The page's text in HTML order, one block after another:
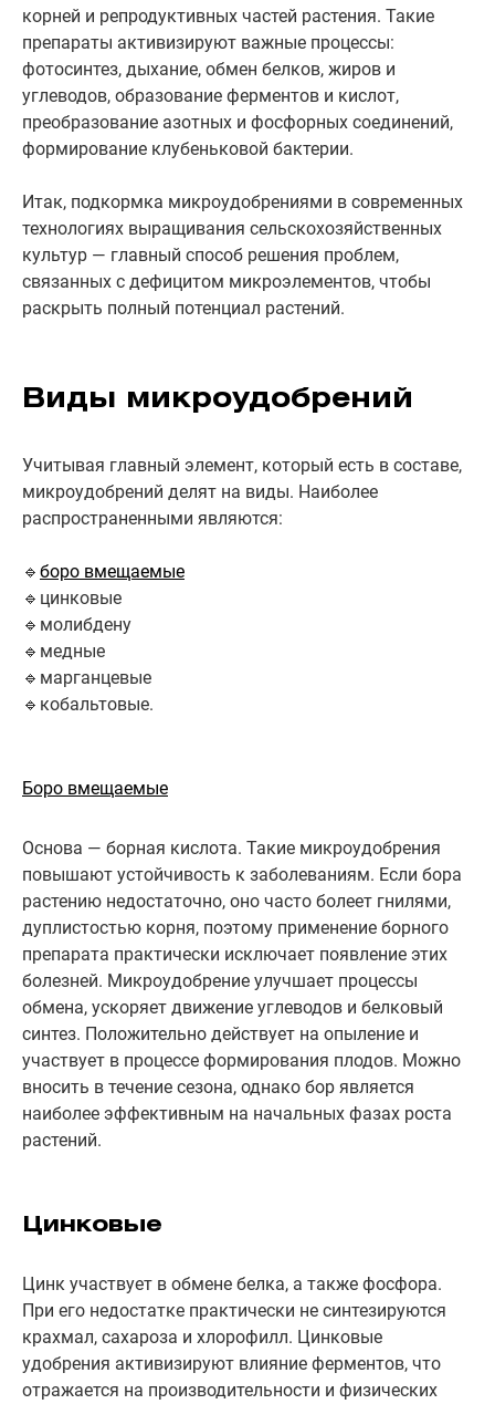
корней и репродуктивных частей растения. Такие
препараты активизируют важные процессы:
фотосинтез, дыхание, обмен белков, жиров и
углеводов, образование ферментов и кислот,
преобразование азотных и фосфорных соединений,
формирование клубеньковой бактерии.
Итак, подкормка микроудобрениями в современных
технологиях выращивания сельскохозяйственных
культур — главный способ решения проблем,
связанных с дефицитом микроэлементов, чтобы
раскрыть полный потенциал растений.
Виды микроудобрений
Учитывая главный элемент, который есть в составе,
микроудобрений делят на виды. Наиболее
распространенными являются:
🔹 боро вмещаемые
🔹цинковые
🔹молибдену
🔹медные
🔹марганцевые
🔹кобальтовые.
Боро вмещаемые
Основа — борная кислота. Такие микроудобрения
повышают устойчивость к заболеваниям. Если бора
растению недостаточно, оно часто болеет гнилями,
дуплистостью корня, поэтому применение борного
препарата практически исключает появление этих
болезней. Микроудобрение улучшает процессы
обмена, ускоряет движение углеводов и белковый
синтез. Положительно действует на опыление и
участвует в процессе формирования плодов. Можно
вносить в течение сезона, однако бор является
наиболее эффективным на начальных фазах роста
растений.
Цинковые
Цинк участвует в обмене белка, а также фосфора.
При его недостатке практически не синтезируются
крахмал, сахароза и хлорофилл. Цинковые
удобрения активизируют влияние ферментов, что
отражается на производительности и физических